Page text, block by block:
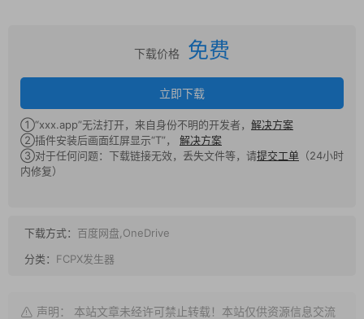
下载价格 免费
立即下载
①“xxx.app”无法打开，来自身份不明的开发者， 解决方案
②插件安装后画面红屏显示“T”， 解决方案
③对于任何问题：下载链接无效，丢失文件等，请提交工单 （24小时
内修复）
下载方式： 百度网盘,OneDrive
分类： FCPX发生器
声明： 本站文章未经许可禁止转载！本站仅供资源信息交流